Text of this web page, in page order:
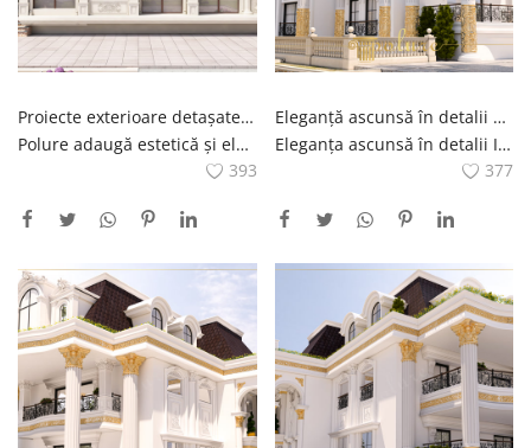
Proiecte exterioare detașate în stil clasic, care oferă estetică și eleganță împreună cu Polure
Polure adaugă estetică și eleganță caselor dvs. prin proiectele sale exterioare decomandate în stil clasic.Prioritatezăm armonia arhitecturală și atractivitatea vizuală, acordând atenție detaliilor din proiectele noastre împărtășite pe site.Designele originale Polure îmbină eleganța stilului clasic cu detaliile moderne, dându-vă caselor un caracter unic.Echipa Polure, care vă oferă soluții speciale, vă ascultă dorințele și vă creează visele.transformă casa în realitate
393
Eleganță ascunsă în detalii Exemple de proiecte de vilă clasică
Eleganța ascunsă în detalii Imaginile prezentate sub titlul Exemple de proiecte de vile clasice reflectă proiectele de vile în stil clasic proiectate și construite de compania Polure cu o manopera perfectă.În aceste proiecte, detaliile dezvăluie o eleganță ascunsă și fascinează privirile. Reliefuri, coloane, arcade si alte decoratiuni create cu materiale poliuretanice de la Polure adauga o estetica unica vilelor.Proiectele implementate cu fiecare detaliu atent atent ofera eleganta si estetica impreuna.Proiectele de vile sub titlul de Eleganta Ascunsa in Detalii ofera un festin vizual pentru cei care imbratiseaza clasicul stil.
377